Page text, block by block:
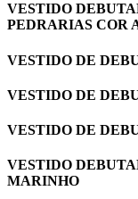
VESTIDO
PEDRARIAS COR
VESTIDO DE
VESTIDO DE
VESTIDO DE
VESTIDO
MARINHO